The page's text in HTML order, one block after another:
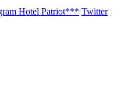
Hotel Patriot*** Twitter